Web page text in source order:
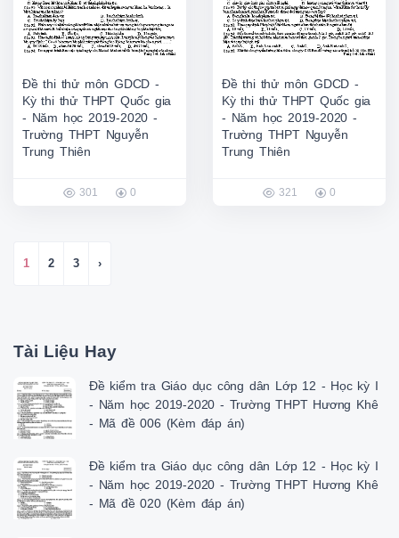
Đề thi thử môn GDCD -
Kỳ thi thử THPT Quốc gia
- Năm học 2019-2020 -
Trường THPT Nguyễn
Trung Thiên
301 0
Đề thi thử môn GDCD -
Kỳ thi thử THPT Quốc gia
- Năm học 2019-2020 -
Trường THPT Nguyễn
Trung Thiên
321 0
1 2 3 ›
Tài Liệu Hay
Đề kiểm tra Giáo dục công dân Lớp 12 - Học kỳ I
- Năm học 2019-2020 - Trường THPT Hương Khê
- Mã đề 006 (Kèm đáp án)
Đề kiểm tra Giáo dục công dân Lớp 12 - Học kỳ I
- Năm học 2019-2020 - Trường THPT Hương Khê
- Mã đề 020 (Kèm đáp án)